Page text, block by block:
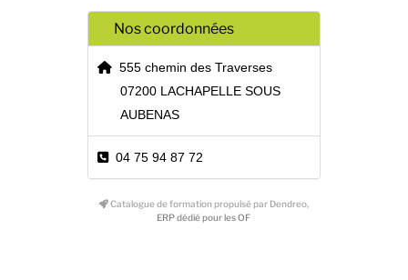
Nos coordonnées
555 chemin des Traverses
07200 LACHAPELLE SOUS
AUBENAS
04 75 94 87 72
Catalogue de formation propulsé par Dendreo,
ERP dédié pour les OF